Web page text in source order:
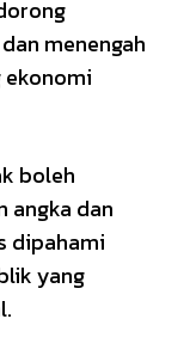
menengah
ekonomi
boleh
angka dan
dipahami
yang